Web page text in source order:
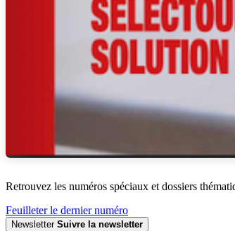
Retrouvez les numéros spéciaux et dossiers
Feuilleter le dernier numéro
Newsletter Suivre la newsletter